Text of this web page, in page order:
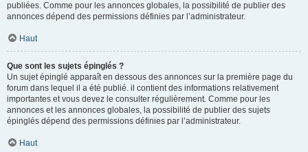
publiées. Comme pour les annonces globales, la possibilité de publier des
annonces dépend des permissions définies par l’administrateur.
Haut
Que sont les sujets épinglés ?
Un sujet épinglé apparaît en dessous des annonces sur la première page du
forum dans lequel il a été publié. il contient des informations relativement
importantes et vous devez le consulter régulièrement. Comme pour les
annonces et les annonces globales, la possibilité de publier des sujets
épinglés dépend des permissions définies par l’administrateur.
Haut